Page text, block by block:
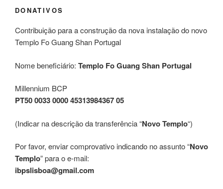
DONATIVOS
Contribuição para a construção da nova instalação do novo
Templo Fo Guang Shan Portugal
Nome beneficiário: Templo Fo Guang Shan Portugal
Millennium BCP
PT50 0033 0000 45313984367 05
(Indicar na descrição da transferência “Novo Templo“)
Por favor, enviar comprovativo indicando no assunto “Novo
Templo” para o e-mail:
ibpslisboa@gmail.com